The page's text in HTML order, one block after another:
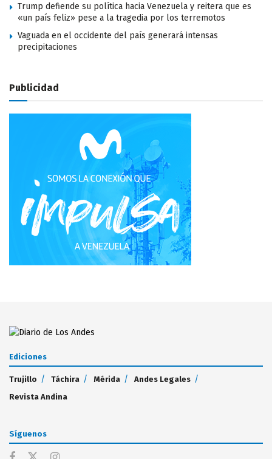
Trump defiende su política hacia Venezuela y reitera que es
«un país feliz» pese a la tragedia por los terremotos
Vaguada en el occidente del país generará intensas
precipitaciones
Publicidad
Ediciones
Trujillo Táchira Mérida
Andes Legales
Revista Andina
Síguenos